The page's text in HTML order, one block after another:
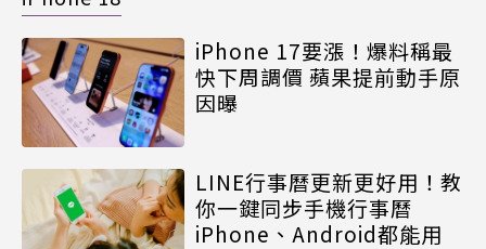
iPhone 17要漲！爆料稱最
快下周調價 蘋果提前動手原
因曝
LINE行事曆更新更好用！教
你一鍵同步手機行事曆
iPhone、Android都能用